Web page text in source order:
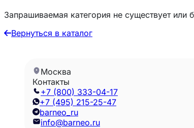
Запрашиваемая категория не существует или
Вернуться в каталог
Москва
Контакты
+7 (800) 333-04-17
+7 (495) 215-25-47
barneo_ru
info@barneo.ru